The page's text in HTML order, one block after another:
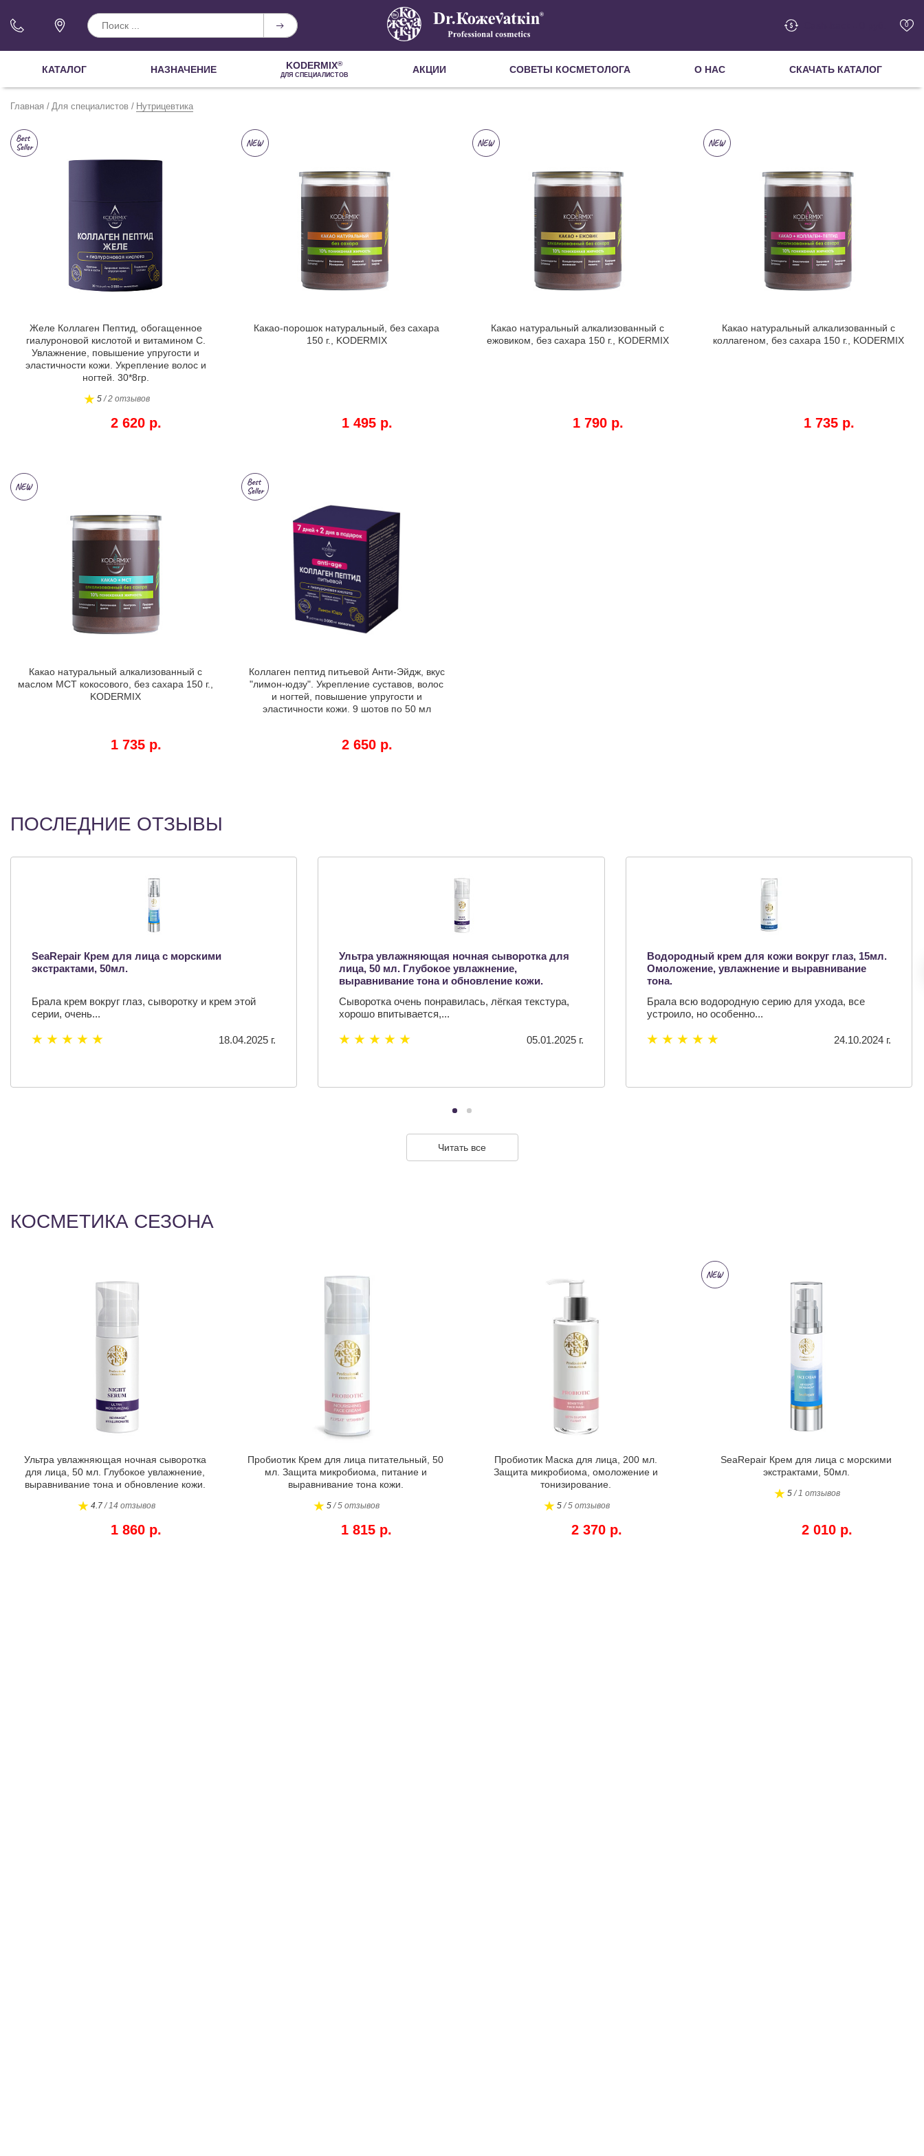
0
КАТАЛОГ НАЗНАЧЕНИЕ KODERMIX®
ДЛЯ СПЕЦИАЛИСТОВ
АКЦИИ СОВЕТЫ КОСМЕТОЛОГА О НАС СКАЧАТЬ КАТАЛОГ
Главная Для специалистов Нутрицевтика
Желе Коллаген Пептид, обогащенное
гиалуроновой кислотой и витамином С.
Увлажнение, повышение упругости и
эластичности кожи. Укрепление волос и
ногтей. 30*8гр.
5/ 2 отзывов
2 620 р.
Какао-порошок натуральный, без сахара
150 г., KODERMIX
1 495 р.
Какао натуральный алкализованный с
ежовиком, без сахара 150 г., KODERMIX
1 790 р.
Какао натуральный алкализованный с
коллагеном, без сахара 150 г., KODERMIX
1 735 р.
Какао натуральный алкализованный с
маслом МСТ кокосового, без сахара 150 г.,
KODERMIX
1 735 р.
Коллаген пептид питьевой Анти-Эйдж, вкус
"лимон-юдзу". Укрепление суставов, волос
и ногтей, повышение упругости и
эластичности кожи. 9 шотов по 50 мл
2 650 р.
ПОСЛЕДНИЕ ОТЗЫВЫ
SeaRepair Крем для лица с морскими
экстрактами, 50мл.
Брала крем вокруг глаз, сыворотку и крем этой
серии, очень...
18.04.2025 г.
Ультра увлажняющая ночная сыворотка для
лица, 50 мл. Глубокое увлажнение,
выравнивание тона и обновление кожи.
Сыворотка очень понравилась, лёгкая текстура,
хорошо впитывается,...
05.01.2025 г.
Водородный крем для кожи вокруг глаз, 15мл.
Омоложение, увлажнение и выравнивание
тона.
Брала всю водородную серию для ухода, все
устроило, но особенно...
24.10.2024 г.
Читать все
КОСМЕТИКА СЕЗОНА
Ультра увлажняющая ночная сыворотка
для лица, 50 мл. Глубокое увлажнение,
выравнивание тона и обновление кожи.
4.7/ 14 отзывов
1 860 р.
Пробиотик Крем для лица питательный, 50
мл. Защита микробиома, питание и
выравнивание тона кожи.
5/ 5 отзывов
1 815 р.
Пробиотик Маска для лица, 200 мл.
Защита микробиома, омоложение и
тонизирование.
5/ 5 отзывов
2 370 р.
SeaRepair Крем для лица с морскими
экстрактами, 50мл.
5/ 1 отзывов
2 010 р.